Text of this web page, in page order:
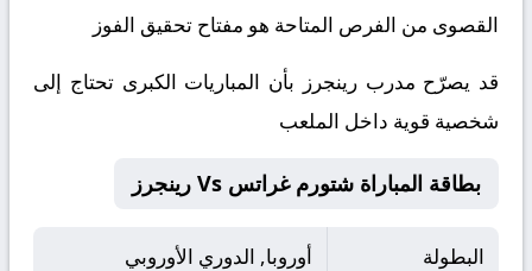
القصوى من الفرص المتاحة هو مفتاح تحقيق الفوز
قد يصرّح مدرب رينجرز بأن المباريات الكبرى تحتاج إلى
شخصية قوية داخل الملعب
بطاقة المباراة شتورم غراتس Vs رينجرز
البطولة أوروبا, الدوري الأوروبي